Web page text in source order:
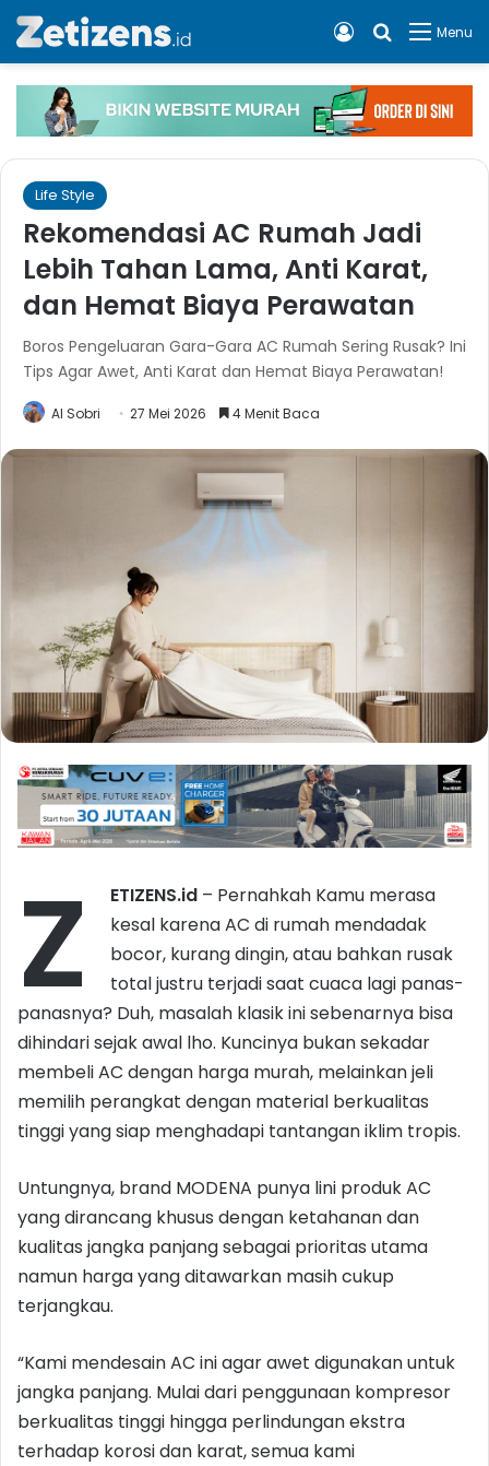
Menu
Cari apa,
Log In
Life Style
Rekomendasi AC Rumah Jadi
Lebih Tahan Lama, Anti Karat,
dan Hemat Biaya Perawatan
Boros Pengeluaran Gara-Gara AC Rumah Sering Rusak? Ini
Tips Agar Awet, Anti Karat dan Hemat Biaya Perawatan!
Al Sobri 27 Mei 2026 4 Menit Baca
Z ETIZENS.id – Pernahkah Kamu merasa
kesal karena AC di rumah mendadak
bocor, kurang dingin, atau bahkan rusak
total justru terjadi saat cuaca lagi panas-
panasnya? Duh, masalah klasik ini sebenarnya bisa
dihindari sejak awal lho. Kuncinya bukan sekadar
membeli AC dengan harga murah, melainkan jeli
memilih perangkat dengan material berkualitas
tinggi yang siap menghadapi tantangan iklim tropis.
Untungnya, brand MODENA punya lini produk AC
yang dirancang khusus dengan ketahanan dan
kualitas jangka panjang sebagai prioritas utama
namun harga yang ditawarkan masih cukup
terjangkau.
“Kami mendesain AC ini agar awet digunakan untuk
jangka panjang. Mulai dari penggunaan kompresor
berkualitas tinggi hingga perlindungan ekstra
terhadap korosi dan karat, semua kami